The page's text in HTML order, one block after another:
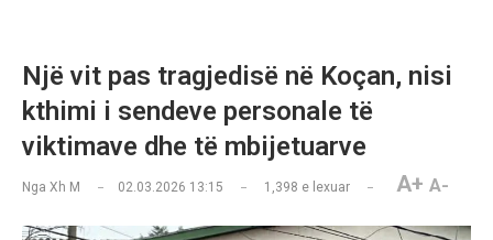
Një vit pas tragjedisë në Koçan, nisi
kthimi i sendeve personale të
viktimave dhe të mbijetuarve
Nga Xh M 02.03.2026 13:15 1,398 e lexuar A+ A-